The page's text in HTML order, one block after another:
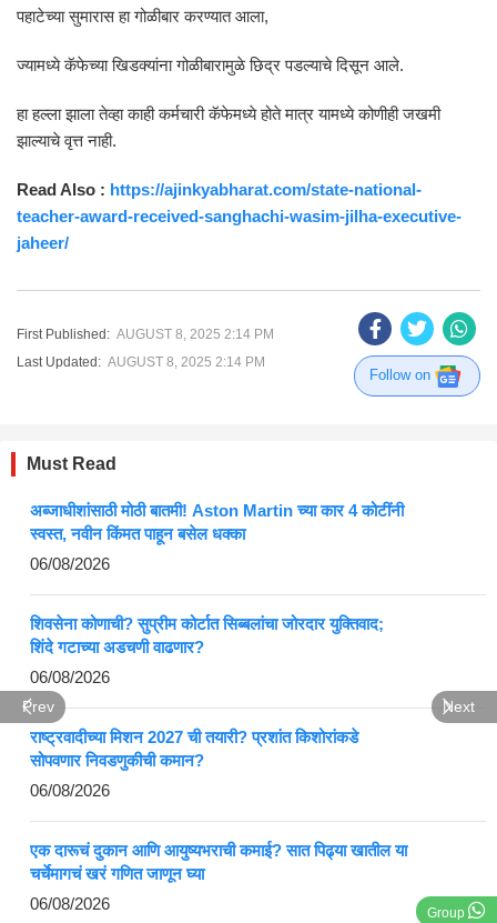
Group
पहाटेच्या सुमारास हा गोळीबार करण्यात आला,
ज्यामध्ये कॅफेच्या खिडक्यांना गोळीबारामुळे छिद्र पडल्याचे दिसून आले.
हा हल्ला झाला तेव्हा काही कर्मचारी कॅफेमध्ये होते मात्र यामध्ये कोणीही जखमी
झाल्याचे वृत्त नाही.
Read Also : https://ajinkyabharat.com/state-national-
teacher-award-received-sanghachi-wasim-jilha-executive-
jaheer/
First Published: AUGUST 8, 2025 2:14 PM
Last Updated: AUGUST 8, 2025 2:14 PM
Follow on
Prev Next
Must Read
अब्जाधीशांसाठी मोठी बातमी! Aston Martin च्या कार 4 कोटींनी
स्वस्त, नवीन किंमत पाहून बसेल धक्का
06/08/2026
शिवसेना कोणाची? सुप्रीम कोर्टात सिब्बलांचा जोरदार युक्तिवाद;
शिंदे गटाच्या अडचणी वाढणार?
06/08/2026
राष्ट्रवादीच्या मिशन 2027 ची तयारी? प्रशांत किशोरांकडे
सोपवणार निवडणुकीची कमान?
06/08/2026
एक दारूचं दुकान आणि आयुष्यभराची कमाई? सात पिढ्या खातील या
चर्चेमागचं खरं गणित जाणून घ्या
06/08/2026